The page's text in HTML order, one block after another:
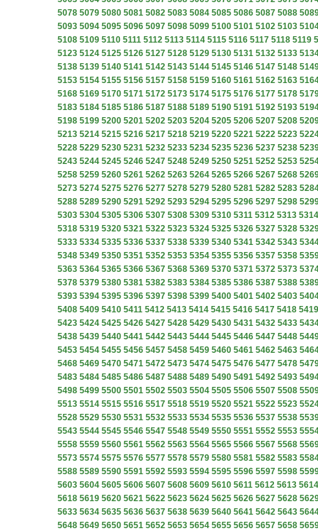
5078 5079 5080 5081 5082 5083 5084 5085 5086 5087 5088
5093 5094 5095 5096 5097 5098 5099 5100 5101 5102 5103
5108 5109 5110 5111 5112 5113 5114 5115 5116 5117 5118 5119
5123 5124 5125 5126 5127 5128 5129 5130 5131 5132 5133
5138 5139 5140 5141 5142 5143 5144 5145 5146 5147 5148
5153 5154 5155 5156 5157 5158 5159 5160 5161 5162 5163
5168 5169 5170 5171 5172 5173 5174 5175 5176 5177 5178
5183 5184 5185 5186 5187 5188 5189 5190 5191 5192 5193
5198 5199 5200 5201 5202 5203 5204 5205 5206 5207 5208
5213 5214 5215 5216 5217 5218 5219 5220 5221 5222 5223
5228 5229 5230 5231 5232 5233 5234 5235 5236 5237 5238
5243 5244 5245 5246 5247 5248 5249 5250 5251 5252 5253
5258 5259 5260 5261 5262 5263 5264 5265 5266 5267 5268
5273 5274 5275 5276 5277 5278 5279 5280 5281 5282 5283
5288 5289 5290 5291 5292 5293 5294 5295 5296 5297 5298
5303 5304 5305 5306 5307 5308 5309 5310 5311 5312 5313 5314
5318 5319 5320 5321 5322 5323 5324 5325 5326 5327 5328
5333 5334 5335 5336 5337 5338 5339 5340 5341 5342 5343
5348 5349 5350 5351 5352 5353 5354 5355 5356 5357 5358
5363 5364 5365 5366 5367 5368 5369 5370 5371 5372 5373
5378 5379 5380 5381 5382 5383 5384 5385 5386 5387 5388
5393 5394 5395 5396 5397 5398 5399 5400 5401 5402 5403
5408 5409 5410 5411 5412 5413 5414 5415 5416 5417 5418 5419
5423 5424 5425 5426 5427 5428 5429 5430 5431 5432 5433
5438 5439 5440 5441 5442 5443 5444 5445 5446 5447 5448
5453 5454 5455 5456 5457 5458 5459 5460 5461 5462 5463
5468 5469 5470 5471 5472 5473 5474 5475 5476 5477 5478
5483 5484 5485 5486 5487 5488 5489 5490 5491 5492 5493
5498 5499 5500 5501 5502 5503 5504 5505 5506 5507 5508
5513 5514 5515 5516 5517 5518 5519 5520 5521 5522 5523
5528 5529 5530 5531 5532 5533 5534 5535 5536 5537 5538
5543 5544 5545 5546 5547 5548 5549 5550 5551 5552 5553
5558 5559 5560 5561 5562 5563 5564 5565 5566 5567 5568
5573 5574 5575 5576 5577 5578 5579 5580 5581 5582 5583
5588 5589 5590 5591 5592 5593 5594 5595 5596 5597 5598
5603 5604 5605 5606 5607 5608 5609 5610 5611 5612 5613 5614
5618 5619 5620 5621 5622 5623 5624 5625 5626 5627 5628
5633 5634 5635 5636 5637 5638 5639 5640 5641 5642 5643
5648 5649 5650 5651 5652 5653 5654 5655 5656 5657 5658